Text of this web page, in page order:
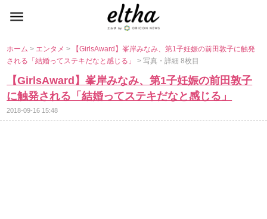
ホーム> エンタメ>
【GirlsAward】峯岸みなみ、第1子妊娠の前田敦子に触発
される「結婚ってステキだなと感じる」> 写真・詳細 8枚目
【GirlsAward】峯岸みなみ、第1子妊娠の前田敦子
に触発される「結婚ってステキだなと感じる」
2018-09-16 15:48